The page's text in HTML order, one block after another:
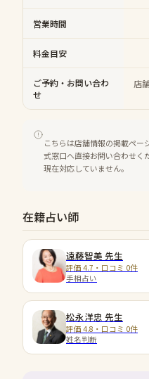
営業時間
料金目安
ご予約・お問い合わ
せ
店
こちらは店舗情報の掲載ペー
式窓口へ直接お問い合わせく
現在対応していません。
在籍占い師
遠藤智美 先生
評価 4.7・口コミ 0件
手相占い
松永洋忠 先生
評価 4.8・口コミ 0件
姓名判断